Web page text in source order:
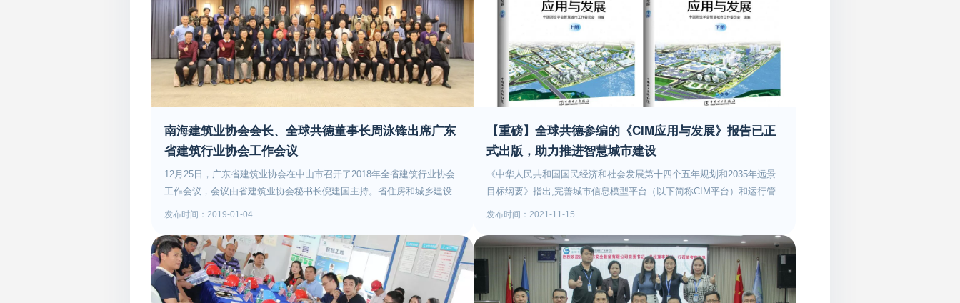
南海建筑业协会会长、全球共德董事长周泳锋出席广东
省建筑行业协会工作会议
12月25日，广东省建筑业协会在中山市召开了2018年全省建筑行业协会
工作会议，会议由省建筑业协会秘书长倪建国主持。省住房和城乡建设
厅建筑市场监管处调研员王瑜、中山市住房和城乡规划建设局副局长郭
各地市建筑业协会(联合会)、建筑装饰协会的会长、秘书长及南海建筑业
协会会长、全球共德董事长周泳锋出席此次会议。南海建筑业协会作为
区社会组织评估等级5A级行业协会，致力承接政府职能，同时凝聚建筑
界各方力量，促进行业全面发展，推动现代化城市建设。会议开始，广
发布时间：2019-01-04
【重磅】全球共德参编的《CIM应用与发展》报告已正
式出版，助力推进智慧城市建设
《中华人民共和国国民经济和社会发展第十四个五年规划和2035年远景
目标纲要》指出,完善城市信息模型平台（以下简称CIM平台）和运行管
理服务平台，构建城市数据资源体系，推进城市数据大脑建设。CIM平台
时期的“CIM+”应用体系，推进新型智慧城市建设，全球共德作为参编企
业之一与中国测绘学会智慧城市工作委员会、清华大学、雄安新区智能
城市创新联合会、中国测绘科学研究院等知名组织机构联合编写了《CIM
应用与发展》报告，并于2021年11月9日正式出版发行。 BIM与CIM
发布时间：2021-11-15